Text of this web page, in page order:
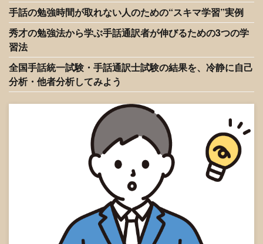
手話の勉強時間が取れない人のための“スキマ学習”実例
秀才の勉強法から学ぶ手話通訳者が伸びるための3つの学
習法
全国手話統一試験・手話通訳士試験の結果を、冷静に自己
分析・他者分析してみよう